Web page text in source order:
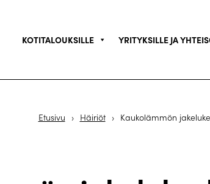
KOTITALOUKSILLE YRITYKSILLE JA
Etusivu › Häiriöt › Kaukolämmön